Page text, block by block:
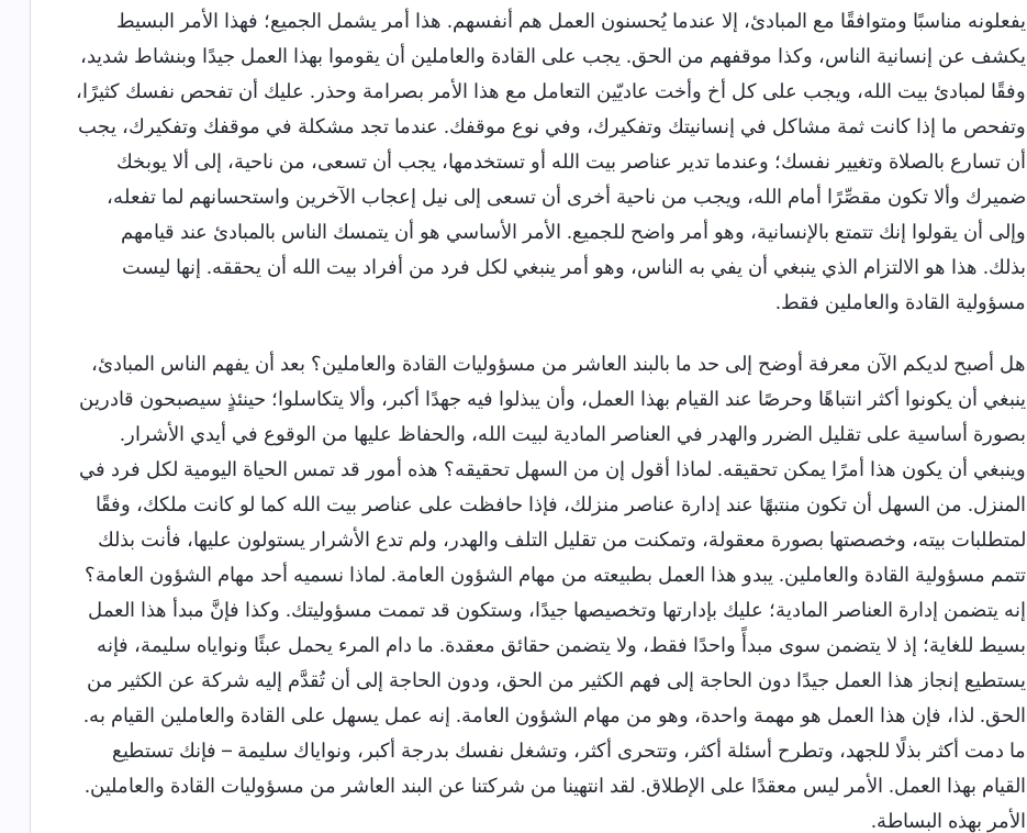
يفعلونه مناسبًا ومتوافقًا مع المبادئ، إلا عندما يُحسنون العمل هم أنفسهم. هذا أمر يشمل الجميع؛ فهذا الأمر البسيط
يكشف عن إنسانية الناس، وكذا موقفهم من الحق. يجب على القادة والعاملين أن يقوموا بهذا العمل جيدًا وبنشاط شديد،
وفقًا لمبادئ بيت الله، ويجب على كل أخ وأخت عاديّين التعامل مع هذا الأمر بصرامة وحذر. عليك أن تفحص نفسك كثيرًا،
وتفحص ما إذا كانت ثمة مشاكل في إنسانيتك وتفكيرك، وفي نوع موقفك. عندما تجد مشكلة في موقفك وتفكيرك، يجب
أن تسارع بالصلاة وتغيير نفسك؛ وعندما تدير عناصر بيت الله أو تستخدمها، يجب أن تسعى، من ناحية، إلى ألا يوبخك
ضميرك وألا تكون مقصِّرًا أمام الله، ويجب من ناحية أخرى أن تسعى إلى نيل إعجاب الآخرين واستحسانهم لما تفعله،
وإلى أن يقولوا إنك تتمتع بالإنسانية، وهو أمر واضح للجميع. الأمر الأساسي هو أن يتمسك الناس بالمبادئ عند قيامهم
بذلك. هذا هو الالتزام الذي ينبغي أن يفي به الناس، وهو أمر ينبغي لكل فرد من أفراد بيت الله أن يحققه. إنها ليست
مسؤولية القادة والعاملين فقط.
هل أصبح لديكم الآن معرفة أوضح إلى حد ما بالبند العاشر من مسؤوليات القادة والعاملين؟ بعد أن يفهم الناس المبادئ،
ينبغي أن يكونوا أكثر انتباهًا وحرصًا عند القيام بهذا العمل، وأن يبذلوا فيه جهدًا أكبر، وألا يتكاسلوا؛ حينئذٍ سيصبحون قادرين
بصورة أساسية على تقليل الضرر والهدر في العناصر المادية لبيت الله، والحفاظ عليها من الوقوع في أيدي الأشرار.
وينبغي أن يكون هذا أمرًا يمكن تحقيقه. لماذا أقول إن من السهل تحقيقه؟ هذه أمور قد تمس الحياة اليومية لكل فرد في
المنزل. من السهل أن تكون منتبهًا عند إدارة عناصر منزلك، فإذا حافظت على عناصر بيت الله كما لو كانت ملكك، وفقًا
لمتطلبات بيته، وخصصتها بصورة معقولة، وتمكنت من تقليل التلف والهدر، ولم تدع الأشرار يستولون عليها، فأنت بذلك
تتمم مسؤولية القادة والعاملين. يبدو هذا العمل بطبيعته من مهام الشؤون العامة. لماذا نسميه أحد مهام الشؤون العامة؟
إنه يتضمن إدارة العناصر المادية؛ عليك بإدارتها وتخصيصها جيدًا، وستكون قد تممت مسؤوليتك. وكذا فإنَّ مبدأ هذا العمل
بسيط للغاية؛ إذ لا يتضمن سوى مبدأً واحدًا فقط، ولا يتضمن حقائق معقدة. ما دام المرء يحمل عبئًا ونواياه سليمة، فإنه
يستطيع إنجاز هذا العمل جيدًا دون الحاجة إلى فهم الكثير من الحق، ودون الحاجة إلى أن تُقدَّم إليه شركة عن الكثير من
الحق. لذا، فإن هذا العمل هو مهمة واحدة، وهو من مهام الشؤون العامة. إنه عمل يسهل على القادة والعاملين القيام به.
ما دمت أكثر بذلًا للجهد، وتطرح أسئلة أكثر، وتتحرى أكثر، وتشغل نفسك بدرجة أكبر، ونواياك سليمة – فإنك تستطيع
القيام بهذا العمل. الأمر ليس معقدًا على الإطلاق. لقد انتهينا من شركتنا عن البند العاشر من مسؤوليات القادة والعاملين.
الأمر بهذه البساطة.